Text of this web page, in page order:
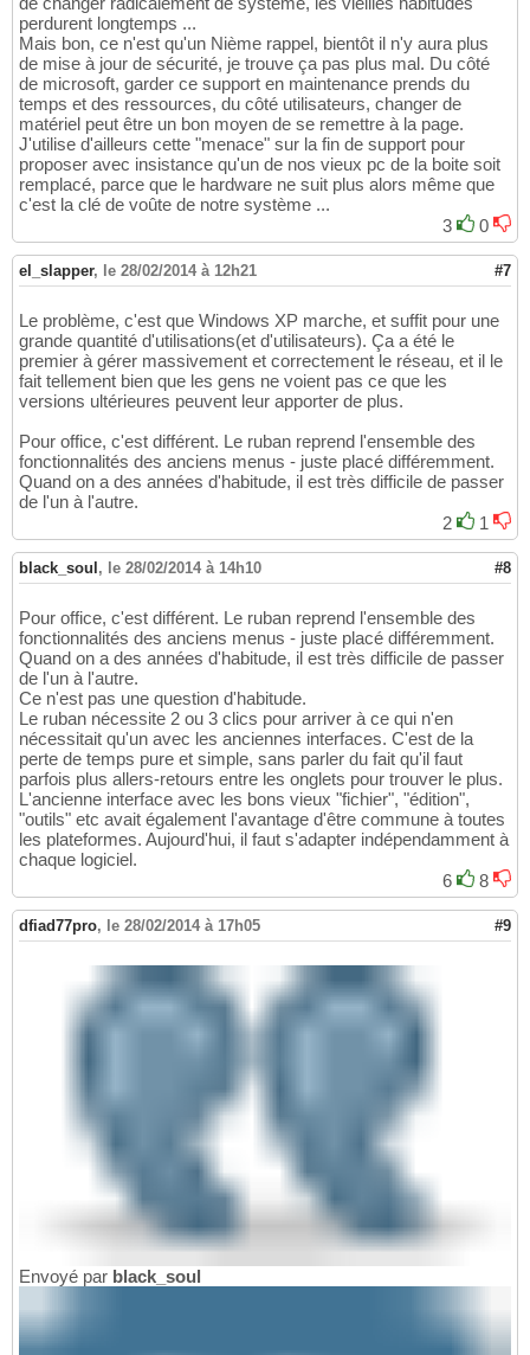
perdurent longtemps ...
Mais bon, ce n'est qu'un Nième rappel, bientôt il n'y aura plus
de mise à jour de sécurité, je trouve ça pas plus mal. Du côté
de microsoft, garder ce support en maintenance prends du
temps et des ressources, du côté utilisateurs, changer de
matériel peut être un bon moyen de se remettre à la page.
J'utilise d'ailleurs cette "menace" sur la fin de support pour
proposer avec insistance qu'un de nos vieux pc de la boite soit
remplacé, parce que le hardware ne suit plus alors même que
c'est la clé de voûte de notre système ...
3
0
el_slapper, le 28/02/2014 à 12h21 #7
Le problème, c'est que Windows XP marche, et suffit pour une
grande quantité d'utilisations(et d'utilisateurs). Ça a été le
premier à gérer massivement et correctement le réseau, et il le
fait tellement bien que les gens ne voient pas ce que les
versions ultérieures peuvent leur apporter de plus.
Pour office, c'est différent. Le ruban reprend l'ensemble des
fonctionnalités des anciens menus - juste placé différemment.
Quand on a des années d'habitude, il est très difficile de passer
de l'un à l'autre.
2
1
black_soul , le 28/02/2014 à 14h10 #8
Pour office, c'est différent. Le ruban reprend l'ensemble des
fonctionnalités des anciens menus - juste placé différemment.
Quand on a des années d'habitude, il est très difficile de passer
de l'un à l'autre.
Ce n'est pas une question d'habitude.
Le ruban nécessite 2 ou 3 clics pour arriver à ce qui n'en
nécessitait qu'un avec les anciennes interfaces. C'est de la
perte de temps pure et simple, sans parler du fait qu'il faut
parfois plus allers-retours entre les onglets pour trouver le plus.
L'ancienne interface avec les bons vieux "fichier", "édition",
"outils" etc avait également l'avantage d'être commune à toutes
les plateformes. Aujourd'hui, il faut s'adapter indépendamment à
chaque logiciel.
6
8
dfiad77pro, le 28/02/2014 à 17h05 #9
Envoyé par black_soul